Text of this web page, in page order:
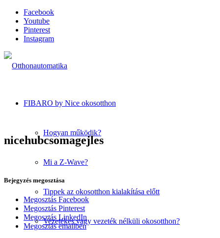
Facebook
Youtube
Pinterest
Instagram
FIBARO by Nice okosotthon
Hogyan működik?
Mi a Z-Wave?
Tippek az okosotthon kialakítása előtt
Vezetékes vagy vezeték nélküli okosotthon?
nicehubcsomagejles
Bejegyzés megosztása
Megosztás Facebook
Megosztás Pinterest
Megosztás LinkedIn
Megosztás emailben